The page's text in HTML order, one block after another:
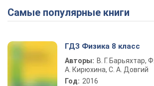
Play
Самые популярные книги
ГДЗ Физика 8 класс
Авторы: В. Г. Барьяхтар,
А. Кирюхина, С. А. Довгий
Год: 2016